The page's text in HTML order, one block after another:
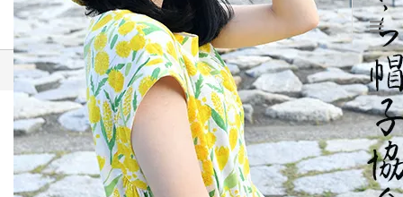
ホームブログ一覧 夏と少女と麦わら帽子
2017.06.24
夏と少女と麦わら帽子